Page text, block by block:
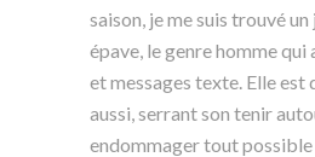
saison, je me suis trouvé
épave, le genre homme qui
et messages texte. Elle est
aussi, serrant son tenir
endommager tout